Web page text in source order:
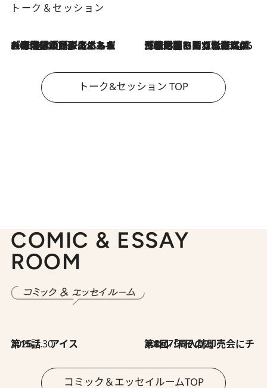
トーク＆セッション
2026.8.3
「今後値上げがあるとすれば…」「リスクがあるのは今年の冬」エネルギー専門家が語る、ホルムズ海峡封鎖が家庭にもたらす“ある心配” 2026.8.3
「住宅建てられない…」「サーチャージ料の高値が続いている」ホルムズ海峡封鎖による影響はいつまで続く？《エネルギー専門家に聞く“どうなる日本の暮らし”》
トーク&セッション TOP
COMIC & ESSAY
ROOM
2026.7.30
第15話 アイス 2026.7.30
第8回「同人誌即売会にチャレンジ その2」
コミック＆エッセイルームTOP